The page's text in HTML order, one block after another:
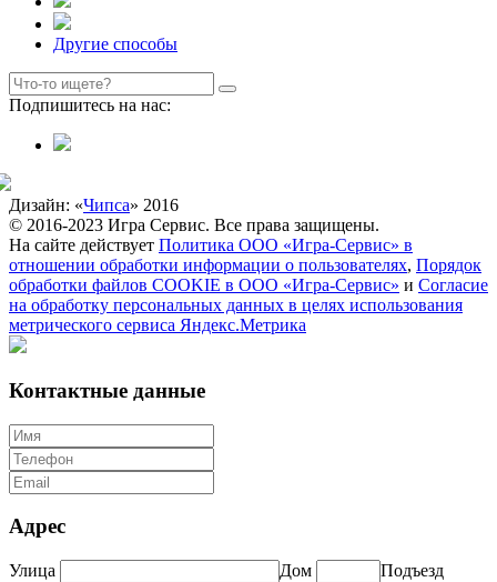
Другие способы
Подпишитесь на нас:
Дизайн: «Чипса» 2016
© 2016-2023 Игра Сервис. Все права защищены.
На сайте действует Политика ООО «Игра-Сервис» в
отношении обработки информации о пользователях, Порядок
обработки файлов COOKIE в ООО «Игра-Сервис» и Согласие
на обработку персональных данных в целях использования
метрического сервиса Яндекс.Метрика
Контактные данные
Адрес
Улица Дом Подъезд